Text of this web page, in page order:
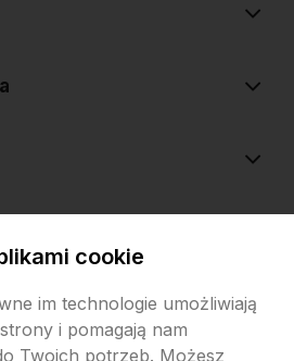
cookie
im technologie umożliwiają
i pomagają nam
Twoich potrzeb. Możesz